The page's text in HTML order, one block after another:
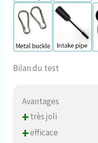
Bilan du test
Avantages
+très joli
+efficace